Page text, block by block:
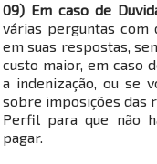
09) Em caso de
várias perguntas com
em suas respostas,
custo maior, em caso
a indenização, ou se
sobre imposições das
Perfil para que não
pagar.